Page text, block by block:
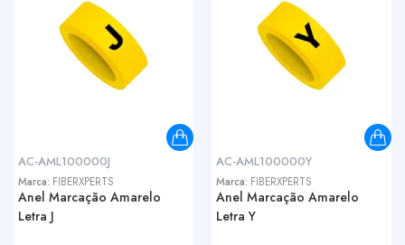
AC-AML100000J
Marca: FIBERXPERTS
Anel Marcação Amarelo
Letra J
AC-AML100000Y
Marca: FIBERXPERTS
Anel Marcação Amarelo
Letra Y